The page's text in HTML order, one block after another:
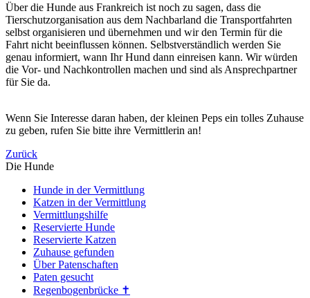
Über die Hunde aus Frankreich ist noch zu sagen, dass die
Tierschutzorganisation aus dem Nachbarland die Transportfahrten
selbst organisieren und übernehmen und wir den Termin für die
Fahrt nicht beeinflussen können. Selbstverständlich werden Sie
genau informiert, wann Ihr Hund dann einreisen kann. Wir würden
die Vor- und Nachkontrollen machen und sind als Ansprechpartner
für Sie da.
Wenn Sie Interesse daran haben, der kleinen Peps ein tolles Zuhause
zu geben, rufen Sie bitte ihre Vermittlerin an!
Zurück
Die Hunde
Hunde in der Vermittlung
Katzen in der Vermittlung
Vermittlungshilfe
Reservierte Hunde
Reservierte Katzen
Zuhause gefunden
Über Patenschaften
Paten gesucht
Regenbogenbrücke ✝